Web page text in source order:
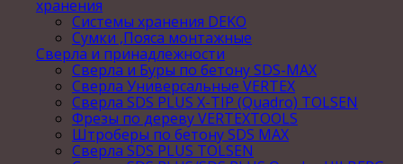
хранения
Системы хранения DEKO
Сумки ,Пояса монтажные
Сверла и принадлежности
Сверла и Буры по бетону SDS-MAX
Сверла Универсальные VERTEX
Сверла SDS PLUS X-TIP (Quadro) TOLSEN
Фрезы по дереву VERTEXTOOLS
Штроберы по бетону SDS MAX
Сверла SDS PLUS TOLSEN